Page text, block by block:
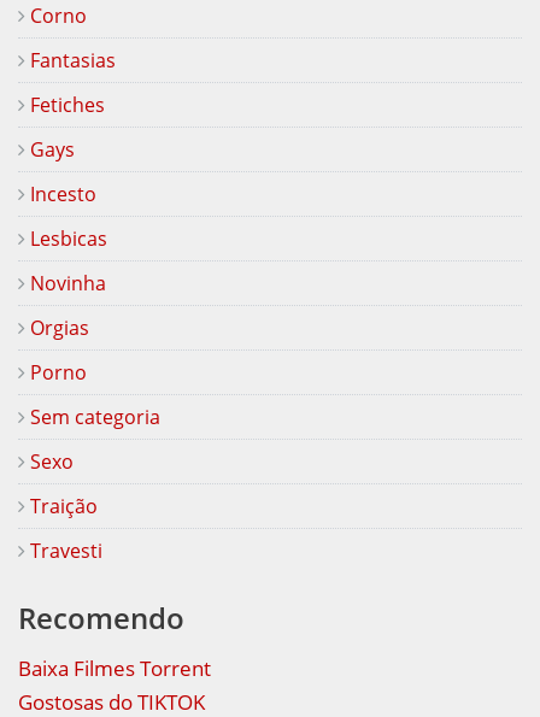
Corno
Fantasias
Fetiches
Gays
Incesto
Lesbicas
Novinha
Orgias
Porno
Sem categoria
Sexo
Traição
Travesti
Recomendo
Baixa Filmes Torrent
Gostosas do TIKTOK